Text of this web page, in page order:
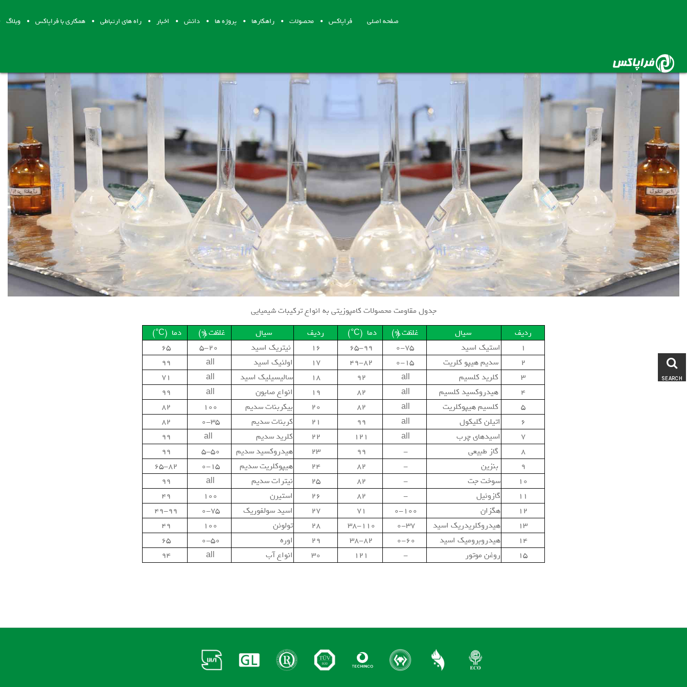
صفحه اصلی فراپاکس محصولات راهکارها پروژه ها دانش اخبار راه های ارتباطی همکاری با فراپاکس وبلاگ
جدول مقاومت محصولات کامپوزیتی به انواع ترکیبات شیمیایی
ردیف
سيال غلظت (%) دما (C°) ردیف سيال غلظت (%)
دما (C°)
۱
استيك اسيد 0-75
65-99 ۱۶ نيتريك اسيد
65
۲
سديم هيپو كلريت 0-15
49-82 ۱۷ اولئيك اسيد all
99
۳
كلريد كلسيم all
92 ۱۸ ساليسيليك اسيد all
71
۴
هيدروكسيد كلسيم all
82 ۱۹ انواع صابون all
99
۵
كلسيم هيپوكلريت all
82 ۲۰ بيكربنات سديم 100
82
۶
اتيلن گليكول all
99 ۲۱ كربنات سديم 0-35
82
۷
اسيدهاي چرب all
121 ۲۲ كلريد سديم
99
۸
گاز طبيعي -
99 ۲۳ هيدروكسيد سديم 5-50
99
۹
بنزين -
82 ۲۴ هيپوكلريت سديم 0-15
65-82
۱۰
سوخت جت -
82 ۲۵ نيترات سديم all
99
۱۱
گازوئيل -
82 ۲۶ استيرن 100
49
۱۲
هگزان 0-100
71 ۲۷ اسيد سولفوريك 0-75
49-99
۱۳
هیدروکلریدریک اسید 0-37
38-110 ۲۸ تولوئن 100
49
۱۴
هيدروبروميك اسيد 0-60
38-82 ۲۹ اوره 0-50
65
۱۵
روغن موتور -
121 ۳۰ انواع آب all
94
SEARCH